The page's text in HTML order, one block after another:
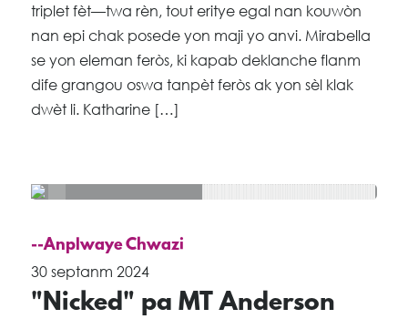
triplet fèt—twa rèn, tout eritye egal nan kouwòn
nan epi chak posede yon maji yo anvi. Mirabella
se yon eleman feròs, ki kapab deklanche flanm
dife grangou oswa tanpèt feròs ak yon sèl klak
dwèt li. Katharine […]
--Anplwaye Chwazi
30 septanm 2024
"Nicked" pa MT Anderson